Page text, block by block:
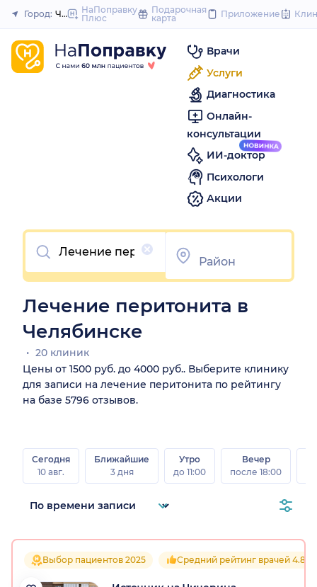
to
Закрыть
Город: ЧелябинскНаПоправку
Плюс
Подарочная
карта
Приложение
Врачи
Услуги
Диагностика
Онлайн-
консультации
ИИ-доктор
Психологи
Акции
Очистить
Лечение перитонита в
Челябинске
20 клиник
Цены от 1500 руб. до 4000 руб.. Выберите клинику
для записи на лечение перитонита по рейтингу
на базе 5796 отзывов.
Сегодня
10 авг.
Ближайшие
3 дня
Утро
до 11:00
Вечер
после 18:00
Выбор пациентов 2025 Средний рейтинг врачей 4.8